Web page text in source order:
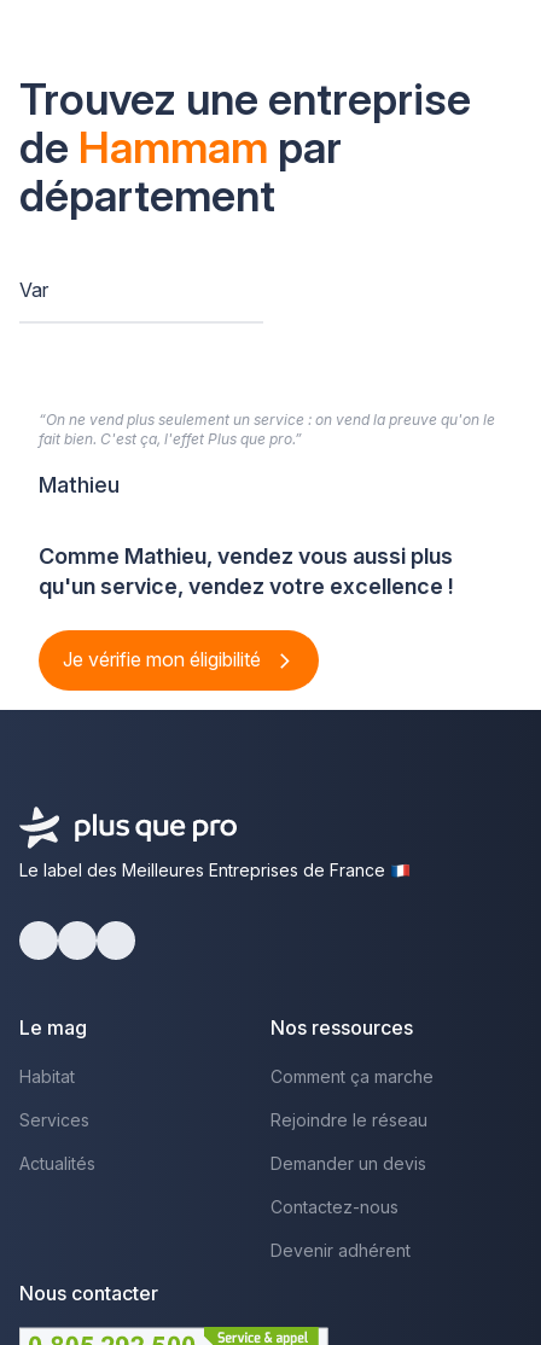
Trouvez une entreprise
de Hammam par
département
Var
Comme Mathieu, vendez vous aussi plus
qu'un service, vendez votre excellence !
Je vérifie mon éligibilité
“On ne vend plus seulement un service : on vend la preuve qu'on le
fait bien. C'est ça, l'effet Plus que pro.”
Mathieu
Le label des Meilleures Entreprises de France
Le mag
Habitat
Services
Actualités
Nos ressources
Comment ça marche
Rejoindre le réseau
Demander un devis
Contactez-nous
Devenir adhérent
Nous contacter